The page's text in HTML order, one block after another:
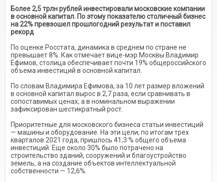
Более 2,5 трлн рублей инвестировали московские компании
в основной капитал. По этому показателю столичный бизнес
на 22% превзошел прошлогодний результат и поставил
рекорд
По оценке Росстата, динамика в среднем по стране не
превышает 8%. Как отмечает вице-мэр Москвы Владимир
Ефимов, столица обеспечивает почти 19% общероссийского
объема инвестиций в основной капитал.
По словам Владимира Ефимова, за 10 лет размер вложений
в основной капитал вырос в 2,7 раза, если сравнивать в
сопоставимых ценах, а в номинальном выражении
зафиксирован шестикратный рост.
Приоритетные для московского бизнеса статьи инвестиций
— машины и оборудование. На эти цели, по итогам трех
кварталов 2021 года, пришлось 41,3 % общего объема
инвестиций. Еще около 30% было потрачено на
строительство зданий, сооружений и благоустройство
земель, а на создание объектов интеллектуальной
собственности — 12,6%.